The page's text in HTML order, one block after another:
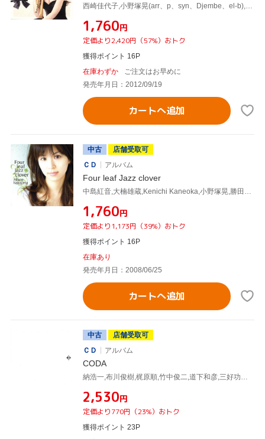
¥1,760円
定価より2,420円（57%）おトク
獲得ポイント 16P
在庫わずか
ご注文はお早めに
発売年月日：2012/09/19
カートへ追加
中古
店舗受取可
ＣＤ
アルバム
Four leaf Jazz clover
¥1,760円
定価より1,173円（39%）おトク
獲得ポイント 16P
在庫あり
発売年月日：2008/06/25
カートへ追加
中古
店舗受取可
ＣＤ
アルバム
CODA
¥2,530円
定価より770円（23%）おトク
獲得ポイント 23P